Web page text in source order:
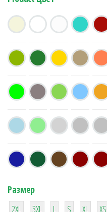
Размер
38
2XL
16
3XL
42
L
42
S
42
XL XS